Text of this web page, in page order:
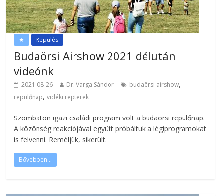
★ Repülés
Budaörsi Airshow 2021 délután
videónk
2021-08-26 Dr. Varga Sándor budaörsi airshow,
repülőnap,vidéki repterek
Szombaton igazi családi program volt a budaörsi repülőnap.
A közönség reakciójával együtt próbáltuk a légiprogramokat
is felvenni. Reméljük, sikerült.
Bővebben...